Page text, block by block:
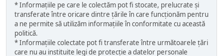
* Informațiile pe care le colectăm pot fi stocate, prelucrate și
transferate între oricare dintre țările în care funcționăm pentru
a ne permite să utilizăm informațiile în conformitate cu această
politică.
* Informațiile colectate pot fi transferate între următoarele țări
care nu au instituite legi de protecție a datelor personale